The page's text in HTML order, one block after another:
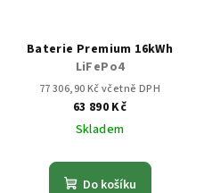
Baterie Premium 16kWh
LiFePo4
77 306,90 Kč včetně DPH
63 890 Kč
Skladem
Do košíku